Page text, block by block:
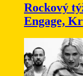
Rockový
Engage,